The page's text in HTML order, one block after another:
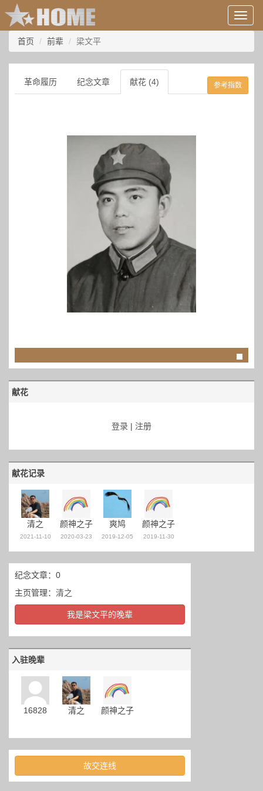
用
户
息/
登
录
等
首页 前辈 梁文平
革命履历 纪念文章 献花 (4) 参考指数
献花
登录 | 注册
献花记录
清之
2021-11-10
颜神之子
2020-03-23
爽鸠
2019-12-05
颜神之子
2019-11-30
纪念文章：0
主页管理： 清之
我是梁文平的晚辈
入驻晚辈
16828 清之 颜神之子
故交连线